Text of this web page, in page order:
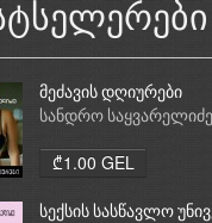
მეძავის დღიურები
სანდრო საყვარელიძე
₾1.00 GEL
სექსის სასწავლო